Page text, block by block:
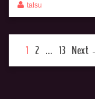
talsu
1 2 … 13 Next